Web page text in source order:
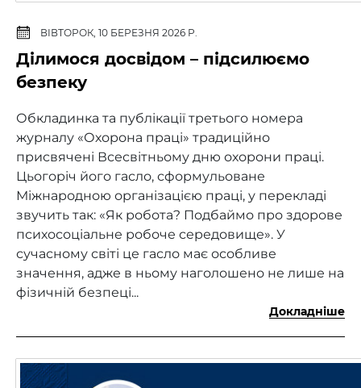
ВІВТОРОК, 10 БЕРЕЗНЯ 2026 Р.
Ділимося досвідом – підсилюємо
безпеку
Обкладинка та публікації третього номера
журналу «Охорона праці» традиційно
присвячені Всесвітньому дню охорони праці.
Цьогоріч його гасло, сформульоване
Міжнародною організацією праці, у перекладі
звучить так: «Як робота? Подбаймо про здорове
психосоціальне робоче середовище». У
сучасному світі це гасло має особливе
значення, адже в ньому наголошено не лише на
фізичній безпеці...
Докладніше